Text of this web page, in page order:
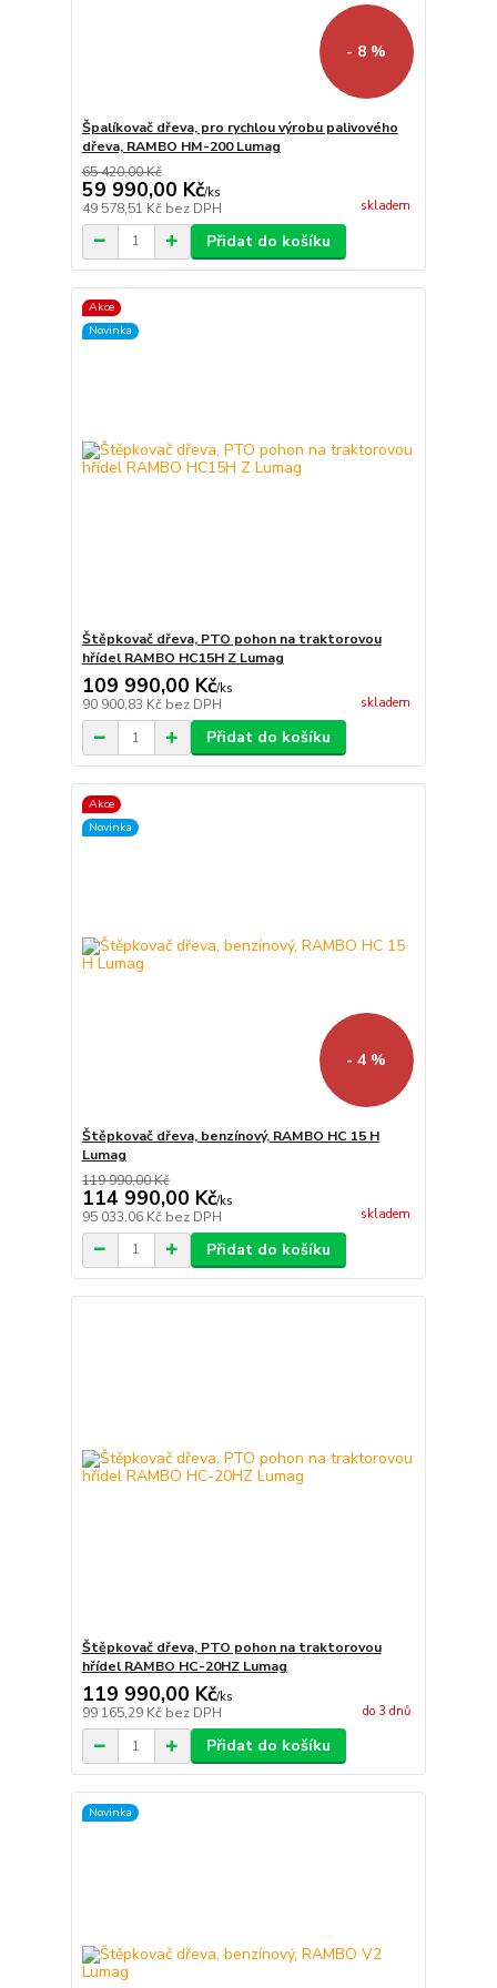
- 8 %
Špalíkovač dřeva, pro rychlou výrobu palivového
dřeva, RAMBO HM-200 Lumag
65 420,00 Kč
59 990,00 Kč/ks
49 578,51 Kč bez DPH skladem
Přidat do košíku
Akce
Novinka
Štěpkovač dřeva, PTO pohon na traktorovou
hřídel RAMBO HC15H Z Lumag
109 990,00 Kč/ks
90 900,83 Kč bez DPH skladem
Přidat do košíku
Akce
Novinka
- 4 %
Štěpkovač dřeva, benzínový, RAMBO HC 15 H
Lumag
119 990,00 Kč
114 990,00 Kč/ks
95 033,06 Kč bez DPH skladem
Přidat do košíku
Štěpkovač dřeva, PTO pohon na traktorovou
hřídel RAMBO HC-20HZ Lumag
119 990,00 Kč/ks
99 165,29 Kč bez DPH do 3 dnů
Přidat do košíku
Novinka